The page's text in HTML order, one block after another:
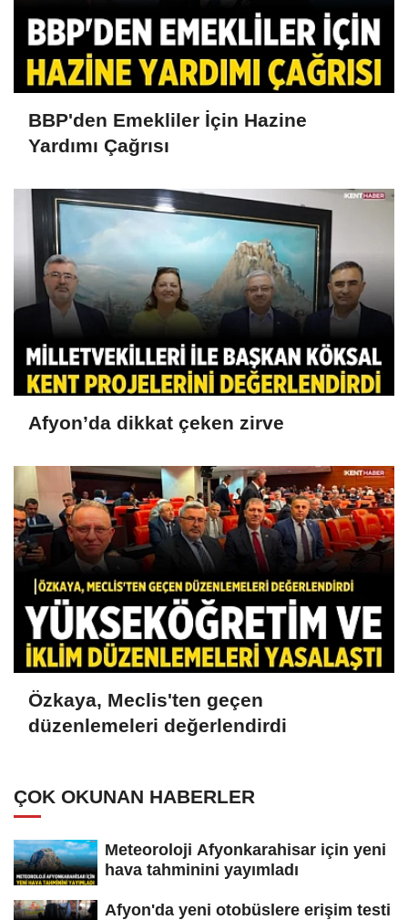
BBP'den Emekliler İçin Hazine
Yardımı Çağrısı
Afyon’da dikkat çeken zirve
Özkaya, Meclis'ten geçen
düzenlemeleri değerlendirdi
ÇOK OKUNAN HABERLER
Meteoroloji Afyonkarahisar için yeni
hava tahminini yayımladı
Afyon'da yeni otobüslere erişim testi